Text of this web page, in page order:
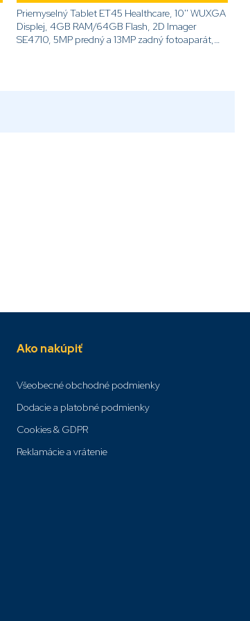
Priemyselný Tablet ET45 Healthcare, 10'' WUXGA
Displej, 4GB RAM/64GB Flash, 2D Imager
SE4710, 5MP predný a 13MP zadný fotoaparát,
Ako nakúpiť
Všeobecné obchodné podmienky
Dodacie a platobné podmienky
Cookies & GDPR
Reklamácie a vrátenie